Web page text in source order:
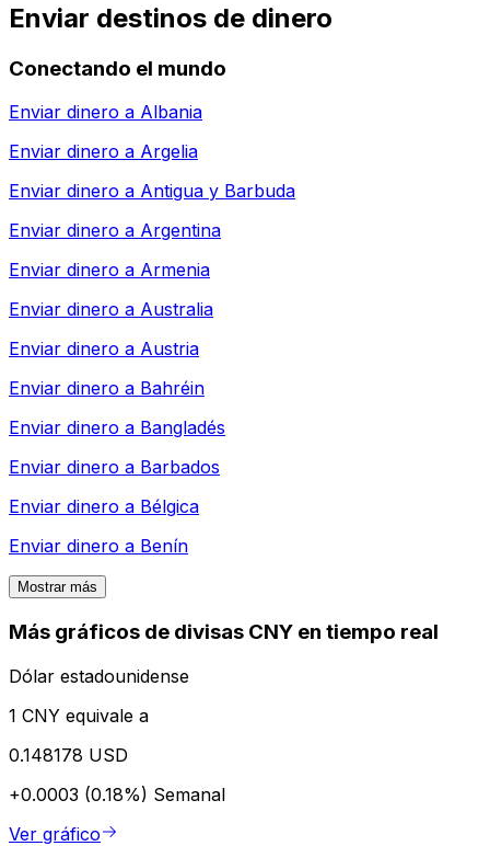
Enviar destinos de dinero
Conectando el mundo
Enviar dinero a Albania
Enviar dinero a Argelia
Enviar dinero a Antigua y Barbuda
Enviar dinero a Argentina
Enviar dinero a Armenia
Enviar dinero a Australia
Enviar dinero a Austria
Enviar dinero a Bahréin
Enviar dinero a Bangladés
Enviar dinero a Barbados
Enviar dinero a Bélgica
Enviar dinero a Benín
Mostrar más
Más gráficos de divisas CNY en tiempo real
Dólar estadounidense
1 CNY equivale a
0.148178 USD
+0.0003 (0.18%) Semanal
Ver gráfico